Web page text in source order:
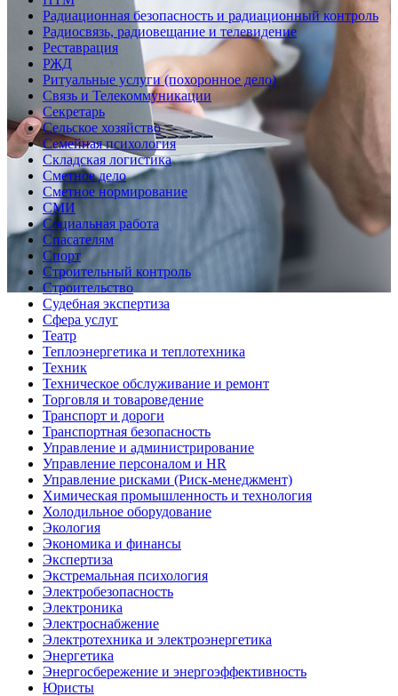
Радиационная безопасность и радиационный контроль
Радиосвязь, радиовещание и телевидение
Реставрация
РЖД
Ритуальные услуги (похоронное дело)
Связь и Телекоммуникации
Секретарь
Сельское хозяйство
Семейная психология
Складская логистика
Сметное дело
Сметное нормирование
СМИ
Социальная работа
Спасателям
Спорт
Строительный контроль
Строительство
Судебная экспертиза
Сфера услуг
Театр
Теплоэнергетика и теплотехника
Техник
Техническое обслуживание и ремонт
Торговля и товароведение
Транспорт и дороги
Транспортная безопасность
Управление и администрирование
Управление персоналом и HR
Управление рисками (Риск-менеджмент)
Химическая промышленность и технология
Холодильное оборудование
Экология
Экономика и финансы
Экспертиза
Экстремальная психология
Электробезопасность
Электроника
Электроснабжение
Электротехника и электроэнергетика
Энергетика
Энергосбережение и энергоэффективность
Юристы